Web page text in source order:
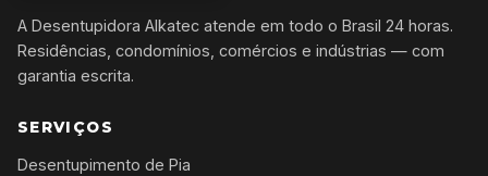
A Desentupidora Alkatec atende em todo o Brasil 24 horas.
Residências, condomínios, comércios e indústrias — com
garantia escrita.
SERVIÇOS
Desentupimento de Pia